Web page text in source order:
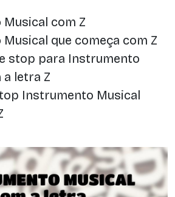
com Z
que começa com Z
stop para Instrumento
a letra Z
Instrumento Musical